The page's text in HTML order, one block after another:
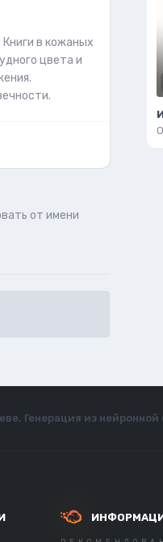
в кожаных
цвета и
от имени
Генерация из